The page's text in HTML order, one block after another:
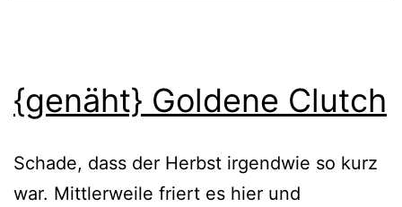
{genäht} Goldene Clutch
Schade, dass der Herbst irgendwie so kurz
war. Mittlerweile friert es hier und